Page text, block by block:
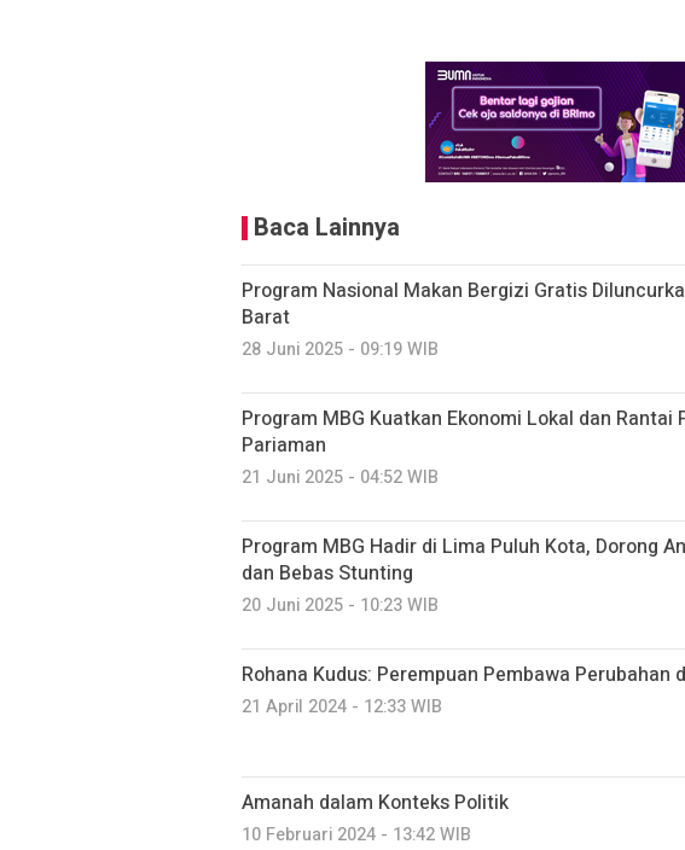
Baca Lainnya
Program Nasional Makan Bergizi Gratis
Barat
28 Juni 2025 - 09:19 WIB
Program MBG Kuatkan Ekonomi Lokal dan Rantai
Pariaman
21 Juni 2025 - 04:52 WIB
Program MBG Hadir di Lima Puluh Kota, Dorong
dan Bebas Stunting
20 Juni 2025 - 10:23 WIB
Rohana Kudus: Perempuan Pembawa Perubahan
21 April 2024 - 12:33 WIB
Amanah dalam Konteks Politik
10 Februari 2024 - 13:42 WIB